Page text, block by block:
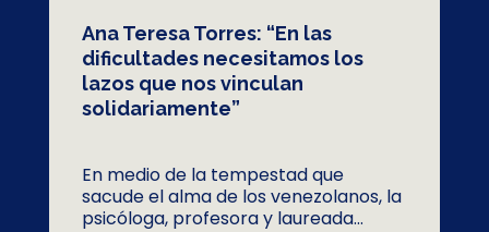
Ana Teresa Torres: “En las
dificultades necesitamos los
lazos que nos vinculan
solidariamente”
En medio de la tempestad que
sacude el alma de los venezolanos, la
psicóloga, profesora y laureada...